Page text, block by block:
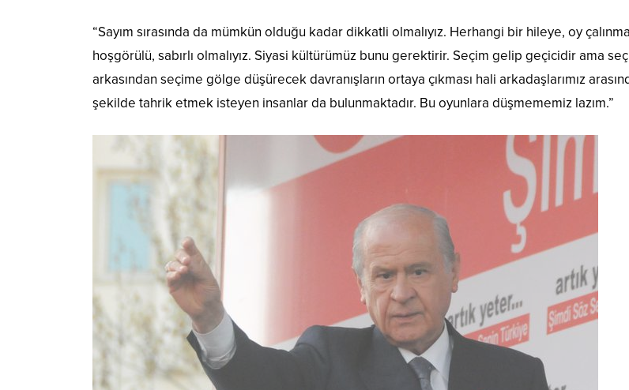
“Sayım sırasında da mümkün olduğu kadar dikkatli olmalıyız. Herhangi bir hileye, oy
hoşgörülü, sabırlı olmalıyız. Siyasi kültürümüz bunu gerektirir. Seçim gelip geçicidir ama
arkasından seçime gölge düşürecek davranışların ortaya çıkması hali arkadaşlarımız
şekilde tahrik etmek isteyen insanlar da bulunmaktadır. Bu oyunlara düşmememiz lazım.”